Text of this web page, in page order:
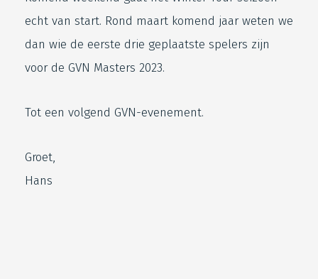
echt van start. Rond maart komend jaar weten we
dan wie de eerste drie geplaatste spelers zijn
voor de GVN Masters 2023.
Tot een volgend GVN-evenement.
Groet,
Hans